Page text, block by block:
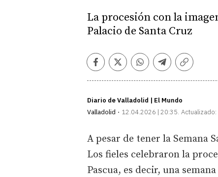
La procesión con la
Palacio de Santa Cruz
Facebook
TwitterWhatsapp
Telegram
Copiar
Diario de Valladolid | El Mundo
Valladolid
12.04.2026 | 20:35 Actualizado:
A pesar de tener la Semana
Los fieles celebraron la
Pascua, es decir, una